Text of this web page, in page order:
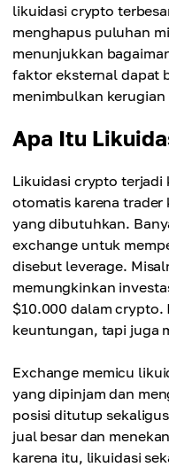
likuidasi crypto
menghapus puluhan
menunjukkan
faktor eksternal dapat
menimbulkan kerugian
Apa Itu
Likuidasi crypto
otomatis karena
yang dibutuhkan.
exchange untuk
disebut leverage.
memungkinkan
$10.000 dalam crypto.
keuntungan, tapi juga
Exchange memicu
yang dipinjam dan
posisi ditutup
jual besar dan
karena itu, likuidasi